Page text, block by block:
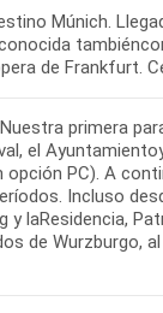
Múnich.
de Frankfurt.
primera
el
PC). A
Incluso
laResidencia,
de Wurzburgo,